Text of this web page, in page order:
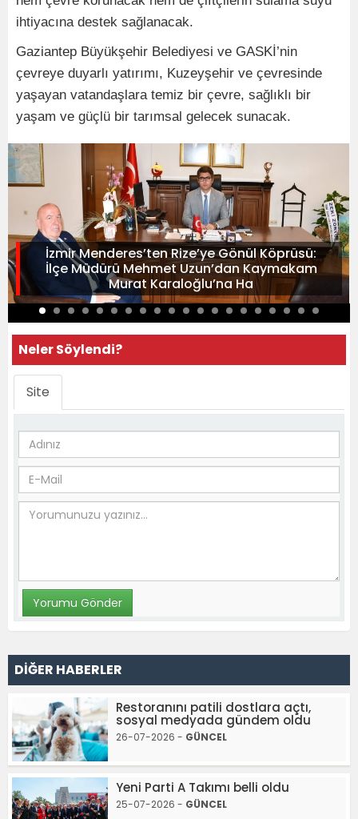
ihtiyacına destek sağlanacak.
Gaziantep Büyükşehir Belediyesi ve GASKİ’nin
çevreye duyarlı yatırımı, Kuzeyşehir ve çevresinde
yaşayan vatandaşlara temiz bir çevre, sağlıklı bir
yaşam ve güçlü bir tarımsal gelecek sunacak.
İzmir Menderes’ten Rize’ye Gönül Köprüsü:
İlçe Müdürü Mehmet Uzun’dan Kaymakam
Murat Karaloğlu’na Ha
Neler Söylendi?
Site
DİĞER HABERLER
Restoranını patili dostlara açtı,
sosyal medyada gündem oldu
26-07-2026 - GÜNCEL
Yeni Parti A Takımı belli oldu
25-07-2026 - GÜNCEL